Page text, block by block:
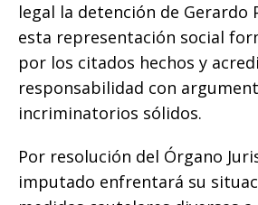
legal la detención de Gerardo
esta representación social
por los citados hechos y
responsabilidad con
incriminatorios sólidos.
Por resolución del Órgano
imputado enfrentará su